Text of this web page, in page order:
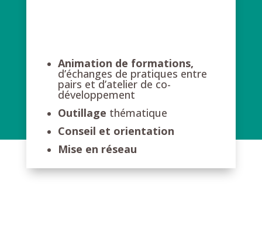
Animation de formations,
d’échanges de pratiques entre
pairs et d’atelier de co-
développement
Outillage thématique
Conseil et orientation
Mise en réseau